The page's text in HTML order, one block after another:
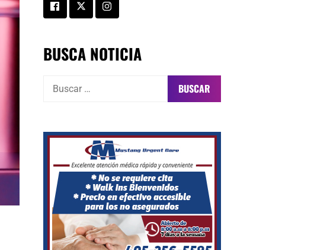
BUSCA NOTICIA
Buscar: